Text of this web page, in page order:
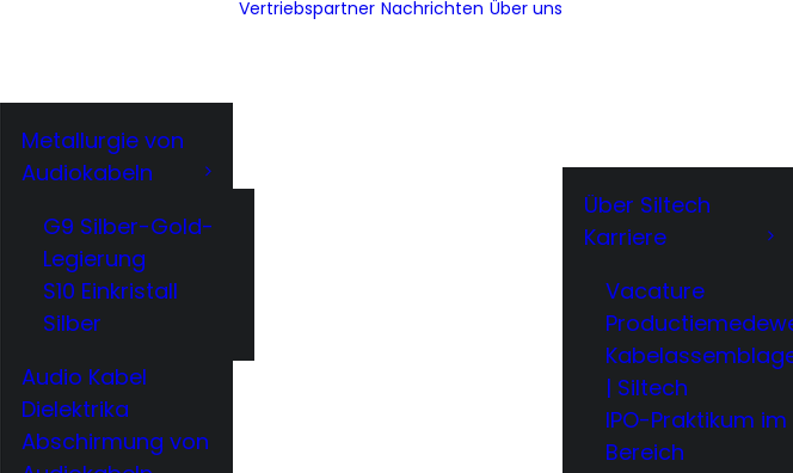
Metallurgie von
Audiokabeln
G9 Silber-Gold-
Legierung
S10 Einkristall
Silber
Audio Kabel
Dielektrika
Abschirmung von
Vertriebspartner Nachrichten Über uns
Über Siltech
Karriere
Vacature
| Siltech
IPO-Praktikum im
Bereich